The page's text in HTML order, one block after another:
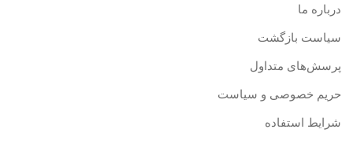
درباره ما
سیاست بازگشت
پرسش‌های متداول
حریم خصوصی و سیاست
شرایط استفاده